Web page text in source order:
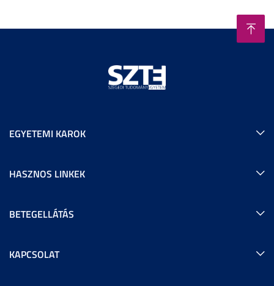
EGYETEMI KAROK
HASZNOS LINKEK
BETEGELLÁTÁS
KAPCSOLAT